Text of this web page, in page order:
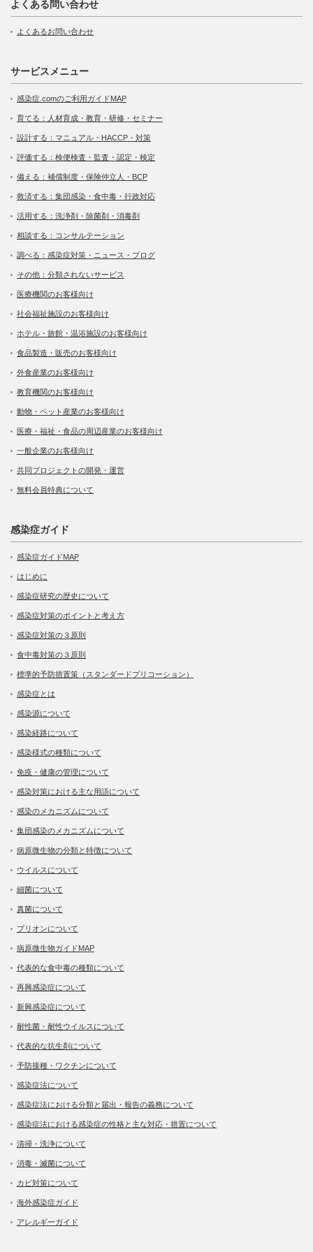
よくある問い合わせ
よくあるお問い合わせ
サービスメニュー
感染症.comのご利用ガイドMAP
育てる：人材育成・教育・研修・セミナー
設計する：マニュアル・HACCP・対策
評価する：検便検査・監査・認定・検定
備える：補償制度・保険仲立人・BCP
救済する：集団感染・食中毒・行政対応
活用する：洗浄剤・除菌剤・消毒剤
相談する：コンサルテーション
調べる：感染症対策・ニュース・ブログ
その他：分類されないサービス
医療機関のお客様向け
社会福祉施設のお客様向け
ホテル・旅館・温浴施設のお客様向け
食品製造・販売のお客様向け
外食産業のお客様向け
教育機関のお客様向け
動物・ペット産業のお客様向け
医療・福祉・食品の周辺産業のお客様向け
一般企業のお客様向け
共同プロジェクトの開発・運営
無料会員特典について
感染症ガイド
感染症ガイドMAP
はじめに
感染症研究の歴史について
感染症対策のポイントと考え方
感染症対策の３原則
食中毒対策の３原則
標準的予防措置策（スタンダードプリコーション）
感染症とは
感染源について
感染経路について
感染様式の種類について
免疫・健康の管理について
感染対策における主な用語について
感染のメカニズムについて
集団感染のメカニズムについて
病原微生物の分類と特徴について
ウイルスについて
細菌について
真菌について
プリオンについて
病原微生物ガイドMAP
代表的な食中毒の種類について
再興感染症について
新興感染症について
耐性菌・耐性ウイルスについて
代表的な抗生剤について
予防接種・ワクチンについて
感染症法について
感染症法における分類と届出・報告の義務について
感染症法における感染症の性格と主な対応・措置について
清掃・洗浄について
消毒・滅菌について
カビ対策について
海外感染症ガイド
アレルギーガイド